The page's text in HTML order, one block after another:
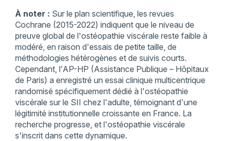
À noter : Sur le plan scientifique, les revues
Cochrane (2015-2022) indiquent que le niveau de
preuve global de l'ostéopathie viscérale reste faible à
modéré, en raison d'essais de petite taille, de
méthodologies hétérogènes et de suivis courts.
Cependant, l'AP-HP (Assistance Publique – Hôpitaux
de Paris) a enregistré un essai clinique multicentrique
randomisé spécifiquement dédié à l'ostéopathie
viscérale sur le SII chez l'adulte, témoignant d'une
légitimité institutionnelle croissante en France. La
recherche progresse, et l'ostéopathie viscérale
s'inscrit dans cette dynamique.